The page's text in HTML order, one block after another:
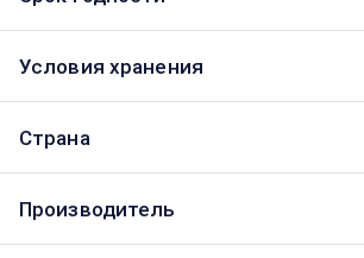
Условия хранения
Страна
Производитель